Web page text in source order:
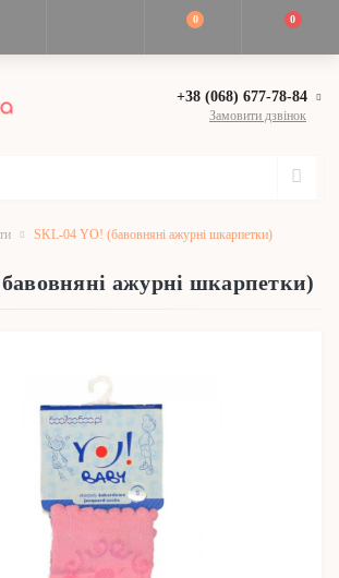
0 0
+38 (068) 677-78-84
Замовити дзвінок
SKL-04 YO! (бавовняні ажурні шкарпетки)
ажурні шкарпетки)